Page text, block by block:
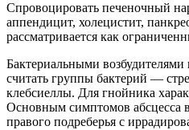
Спровоцировать печеночный
аппендицит, холецистит,
рассматривается как
Бактериальными
считать группы бактерий —
клебсиеллы. Для гнойника
Основным симптомов абсцесса
правого подреберья с